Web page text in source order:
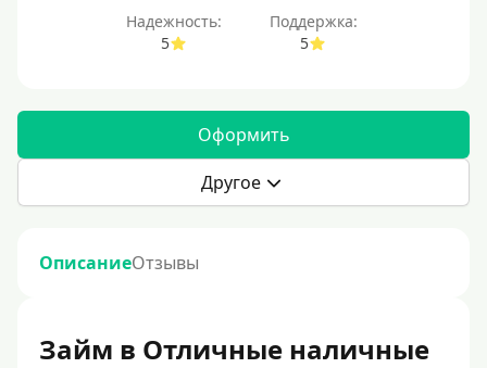
Надежность:
5
Поддержка:
5
Оформить
Другое
ОписаниеОтзывы
Займ в Отличные наличные